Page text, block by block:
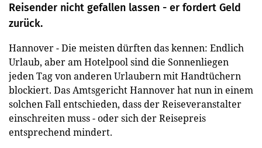
Reisender nicht gefallen lassen - er fordert Geld
zurück.
Hannover - Die meisten dürften das kennen: Endlich
Urlaub, aber am Hotelpool sind die Sonnenliegen
jeden Tag von anderen Urlaubern mit Handtüchern
blockiert. Das Amtsgericht Hannover hat nun in einem
solchen Fall entschieden, dass der Reiseveranstalter
einschreiten muss - oder sich der Reisepreis
entsprechend mindert.